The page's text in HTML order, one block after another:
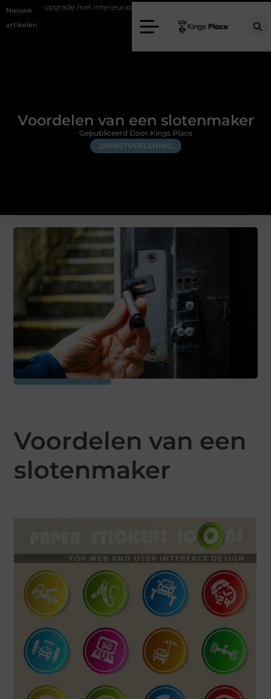
Nieuwe
artikelen
interieuradvies Zwolle Nieuw verhuisd naar Laren? Waarom
Voordelen van een slotenmaker
DIENSTVERLENING
Gepubliceerd Door Kings Place
Voordelen van een
slotenmaker